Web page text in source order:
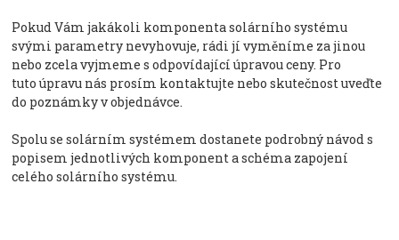
Pokud Vám jakákoli komponenta solárního systému
svými parametry nevyhovuje, rádi jí vyměníme za jinou
nebo zcela vyjmeme s odpovídající úpravou ceny. Pro
tuto úpravu nás prosím kontaktujte nebo skutečnost uveďte
do poznámky v objednávce.
Spolu se solárním systémem dostanete podrobný návod s
popisem jednotlivých komponent a schéma zapojení
celého solárního systému.